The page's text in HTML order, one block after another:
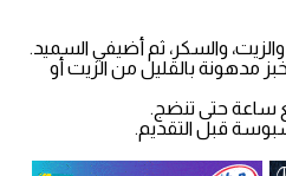
والسكر، ثم أضيفي السميد.
مدهونة بالقليل من الزيت أو
ساعة حتى تنضج.
قبل التقديم.